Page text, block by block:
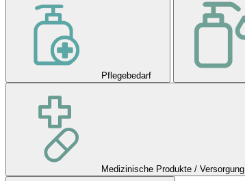
Pflegebedarf
Medizinische Produkte / Versorgung